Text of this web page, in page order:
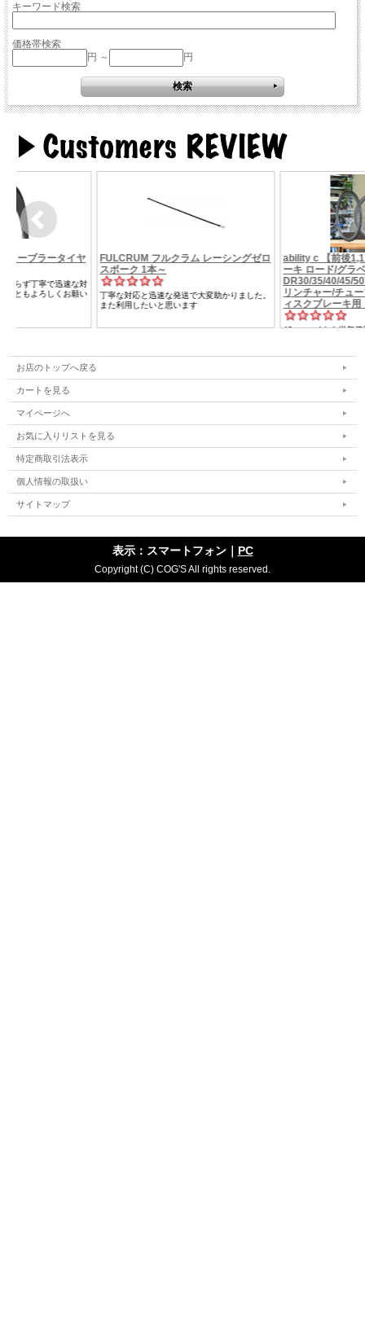
キーワード検索
価格帯検索
円 ～
円
お店のトップへ戻る
カートを見る
マイページへ
お気に入りリストを見る
特定商取引法表示
個人情報の取扱い
サイトマップ
表示：スマートフォン｜ PC
Copyright (C) COG'S All rights reserved.